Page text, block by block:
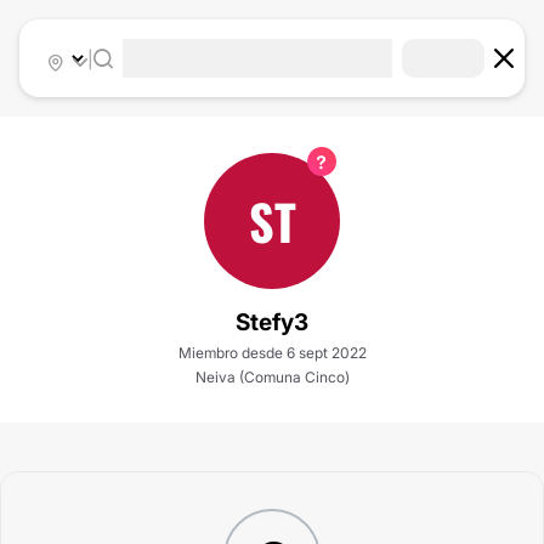
|
ST
Stefy3
Miembro desde 6 sept 2022
Neiva (Comuna Cinco)